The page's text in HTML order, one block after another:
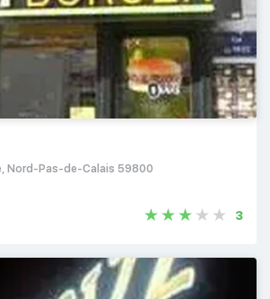
Nord-Pas-de-Calais 59800
3